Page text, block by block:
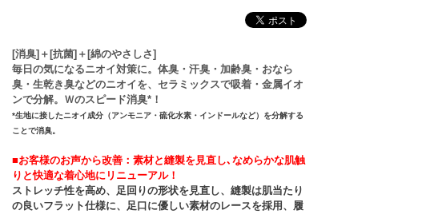
[消臭]＋[抗菌]＋[綿のやさしさ]
毎日の気になるニオイ対策に。体臭・汗臭・加齢臭・おなら
臭・生乾き臭などのニオイを、セラミックスで吸着・金属イオ
ンで分解。Ｗのスピード消臭*！
*生地に接したニオイ成分（アンモニア・硫化水素・インドールなど）を分解する
ことで消臭。
■お客様のお声から改善：素材と縫製を見直し､なめらかな肌触
りと快適な着心地にリニューアル！
ストレッチ性を高め、足回りの形状を見直し、縫製は肌当たり
の良いフラット仕様に、足口に優しい素材のレースを採用、履